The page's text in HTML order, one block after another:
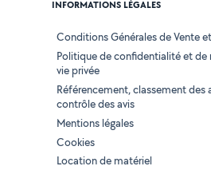
INFORMATIONS LÉGALES
Conditions Générales de Vente
Politique de confidentialité et de
vie privée
Référencement, classement des
contrôle des avis
Mentions légales
Cookies
Location de matériel